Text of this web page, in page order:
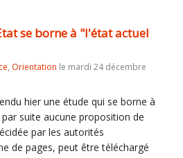
se borne à "l'état actuel
, Orientation le mardi 24 décembre
hier une étude qui se borne à
suite aucune proposition de
par les autorités
de pages, peut être téléchargé